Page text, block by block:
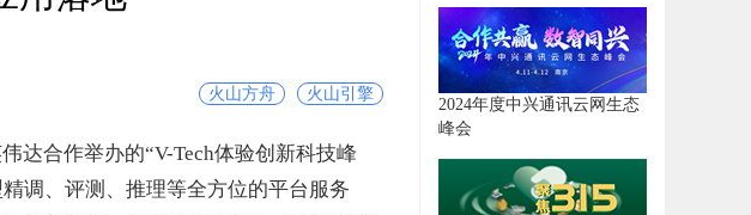
火山引擎
火山方舟
达合作举办的“V-Tech体验创新科技峰
调、评测、推理等全方位的平台服务
2024年度中兴通讯云网生态
峰会